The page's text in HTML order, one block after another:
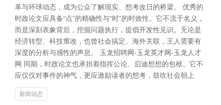
革与环球动态，成为公众了解现实、想考改日的桥梁。 优秀的
时政论文应具备“点”的精确性与“时”的时效性。它不流于名义，
而是深刻表象背后，挖掘问题执行，提倡开发性见识。无论是
经济转型、科技窜改，也曾社会搞定、海外关联，王人需要有
深度的分析与感性的声息。 玉龙招聘网-玉龙英才网-玉龙人才
网 同期，时政论文也承担着指挥公论、启迪想想的包袱。它不
应仅仅对事件的神气，更应激励读者的想考，鼓吹社会朝上
新闻动态